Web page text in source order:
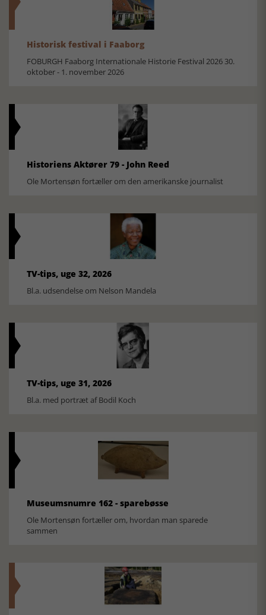
Historisk festival i Faaborg
FOBURGH Faaborg Internationale Historie Festival 2026 30.
oktober - 1. november 2026
Historiens Aktører 79 - John Reed
Ole Mortensøn fortæller om den amerikanske journalist
TV-tips, uge 32, 2026
Bl.a. udsendelse om Nelson Mandela
TV-tips, uge 31, 2026
Bl.a. med portræt af Bodil Koch
Museumsnumre 162 - sparebøsse
Ole Mortensøn fortæller om, hvordan man sparede
sammen